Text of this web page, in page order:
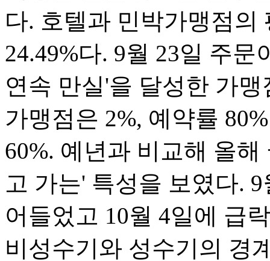
다. 호텔과 민박가맹점의
24.49%다. 9월 23일 주
연속 만실'을 달성한 가
가맹점은 2%, 예약률
60%. 예년과 비교해 올
고 가는' 특성을 보였다.
어들었고 10월 4일에 급
비성수기와 성수기의 경